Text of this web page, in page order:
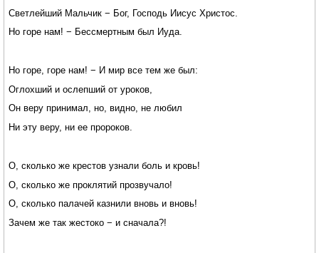
Светлейший Мальчик − Бог, Господь Иисус Христос.
Но горе нам! − Бессмертным был Иуда.
Но горе, горе нам! − И мир все тем же был:
Оглохший и ослепший от уроков,
Он веру принимал, но, видно, не любил
Ни эту веру, ни ее пророков.
О, сколько же крестов узнали боль и кровь!
О, сколько же проклятий прозвучало!
О, сколько палачей казнили вновь и вновь!
Зачем же так жестоко − и сначала?!